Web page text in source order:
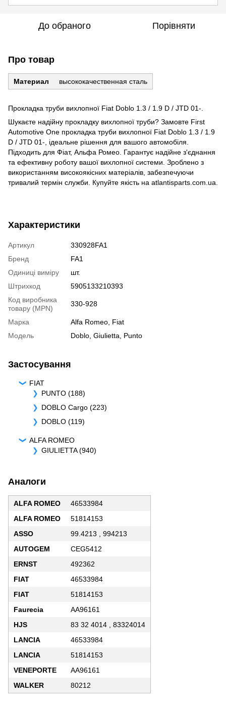
До обраного Порівняти
Про товар
Материал высококачественная сталь
Прокладка труби вихлопної Fiat Doblo 1.3 / 1.9 D / JTD 01-.
Шукаєте надійну прокладку вихлопної труби? Замовте First
Automotive One прокладка труби вихлопної Fiat Doblo 1.3 / 1.9
D / JTD 01-, ідеальне рішення для вашого автомобіля.
Підходить для Фіат, Альфа Ромео. Гарантує надійне з'єднання
та ефективну роботу вашої вихлопної системи. Зроблено з
використанням високоякісних матеріалів, забезпечуючи
тривалий термін служби. Купуйте якість на atlantisparts.com.ua.
Характеристики
Артикул
330928FA1
Бренд
FA1
Одиниці виміру
шт.
Штрихкод
5905133210393
Код виробника
товару (MPN)
330-928
Марка Alfa Romeo Fiat
Модель
Doblo Giulietta Punto
Застосування
FIAT
PUNTO (188)
DOBLO Cargo (223)
DOBLO (119)
ALFA ROMEO
GIULIETTA (940)
Аналоги
ALFA ROMEO
46533984
ALFA ROMEO
51814153
ASSO
99.4213 , 994213
AUTOGEM
CEG5412
ERNST
492362
FIAT
46533984
FIAT
51814153
Faurecia
AA96161
HJS
83 32 4014 , 83324014
LANCIA
46533984
LANCIA
51814153
VENEPORTE
AA96161
WALKER
80212